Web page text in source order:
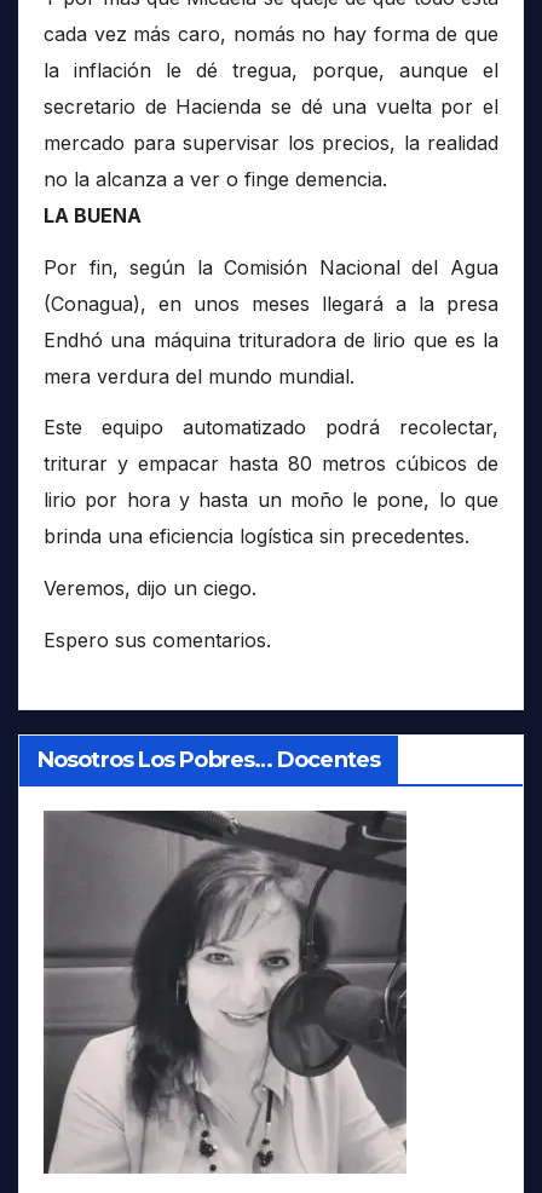
cada vez más caro, nomás no hay forma de que
la inflación le dé tregua, porque, aunque el
secretario de Hacienda se dé una vuelta por el
mercado para supervisar los precios, la realidad
no la alcanza a ver o finge demencia.
LA BUENA
Por fin, según la Comisión Nacional del Agua
(Conagua), en unos meses llegará a la presa
Endhó una máquina trituradora de lirio que es la
mera verdura del mundo mundial.
Este equipo automatizado podrá recolectar,
triturar y empacar hasta 80 metros cúbicos de
lirio por hora y hasta un moño le pone, lo que
brinda una eficiencia logística sin precedentes.
Veremos, dijo un ciego.
Espero sus comentarios.
Nosotros Los Pobres… Docentes